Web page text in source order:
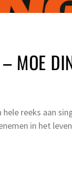
MOE
reeks aan
in het